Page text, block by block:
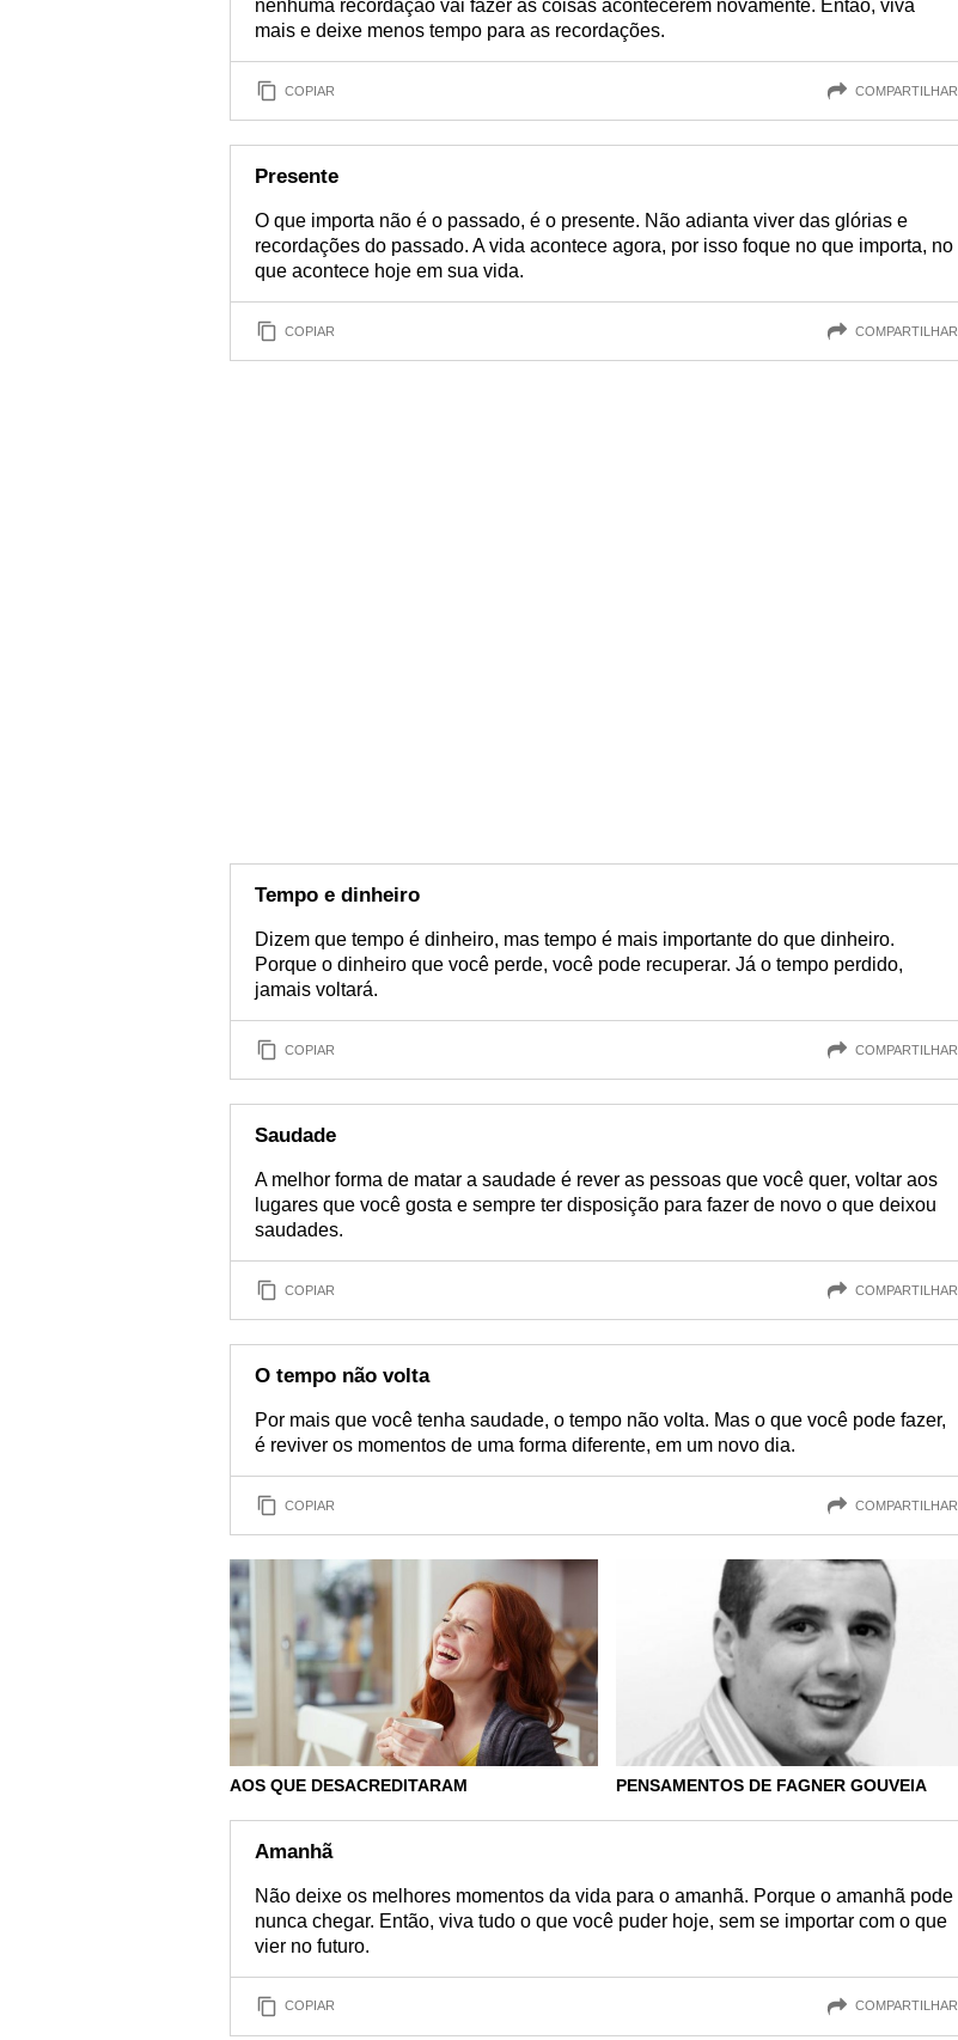
nenhuma recordação vai fazer as coisas acontecerem novamente. Então, viva
mais e deixe menos tempo para as recordações.
COPIAR COMPARTILHAR
Presente
O que importa não é o passado, é o presente. Não adianta viver das glórias e
recordações do passado. A vida acontece agora, por isso foque no que importa, no
que acontece hoje em sua vida.
COPIAR COMPARTILHAR
Tempo e dinheiro
Dizem que tempo é dinheiro, mas tempo é mais importante do que dinheiro.
Porque o dinheiro que você perde, você pode recuperar. Já o tempo perdido,
jamais voltará.
COPIAR COMPARTILHAR
Saudade
A melhor forma de matar a saudade é rever as pessoas que você quer, voltar aos
lugares que você gosta e sempre ter disposição para fazer de novo o que deixou
saudades.
COPIAR COMPARTILHAR
O tempo não volta
Por mais que você tenha saudade, o tempo não volta. Mas o que você pode fazer,
é reviver os momentos de uma forma diferente, em um novo dia.
COPIAR COMPARTILHAR
AOS QUE DESACREDITARAM PENSAMENTOS DE FAGNER GOUVEIA
Amanhã
Não deixe os melhores momentos da vida para o amanhã. Porque o amanhã pode
nunca chegar. Então, viva tudo o que você puder hoje, sem se importar com o que
vier no futuro.
COPIAR COMPARTILHAR